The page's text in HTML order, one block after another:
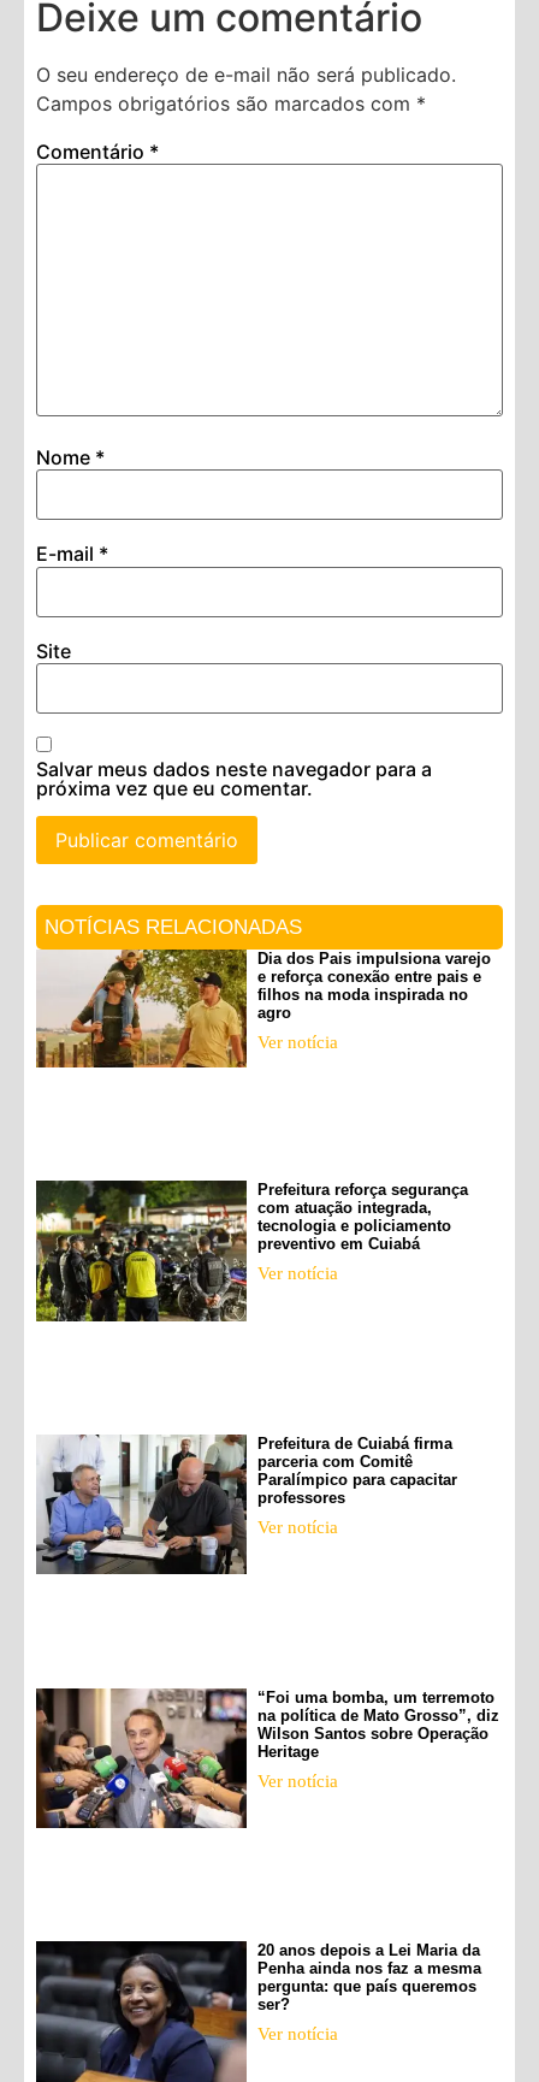
Deixe um comentário
O seu endereço de e-mail não será publicado.
Campos obrigatórios são marcados com *
Comentário *
Nome *
E-mail *
Site
Salvar meus dados neste navegador para a
próxima vez que eu comentar.
NOTÍCIAS RELACIONADAS
Dia dos Pais impulsiona varejo
e reforça conexão entre pais e
filhos na moda inspirada no
agro
Ver notícia
Prefeitura reforça segurança
com atuação integrada,
tecnologia e policiamento
preventivo em Cuiabá
Ver notícia
Prefeitura de Cuiabá firma
parceria com Comitê
Paralímpico para capacitar
professores
Ver notícia
“Foi uma bomba, um terremoto
na política de Mato Grosso”, diz
Wilson Santos sobre Operação
Heritage
Ver notícia
20 anos depois a Lei Maria da
Penha ainda nos faz a mesma
pergunta: que país queremos
ser?
Ver notícia